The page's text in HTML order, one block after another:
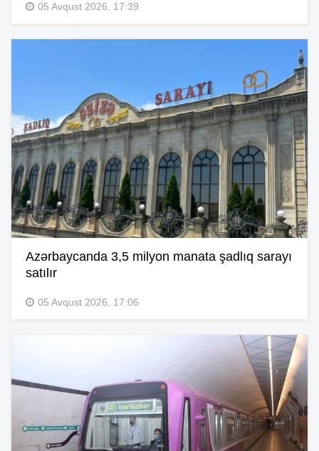
05 Avqust 2026, 17:39
Azərbaycanda 3,5 milyon manata şadlıq sarayı
satılır
05 Avqust 2026, 17:06